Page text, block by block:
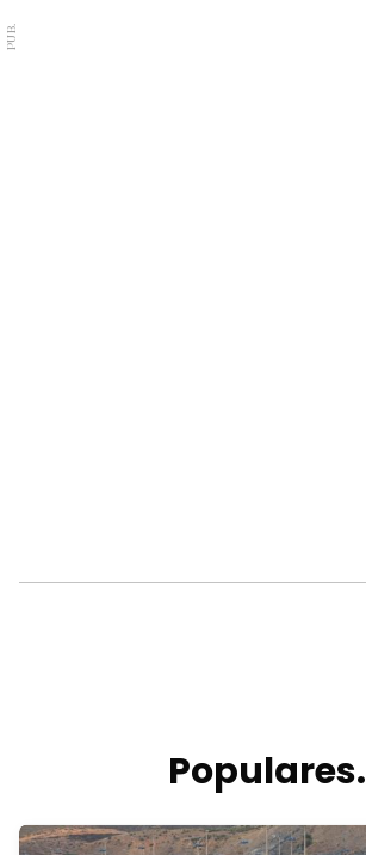
PUB.
Populares.